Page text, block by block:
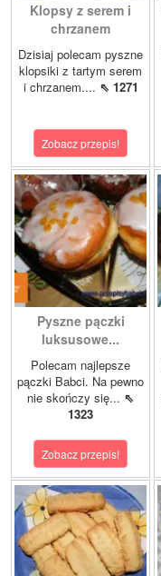
Klopsy z serem i
chrzanem
Dzisiaj polecam pyszne
klopsiki z tartym serem
i chrzanem.... ⇖ 1271
Zobacz przepis!
Pyszne pączki
luksusowe...
Polecam najlepsze
pączki Babci. Na pewno
nie skończy się... ⇖
1323
Zobacz przepis!